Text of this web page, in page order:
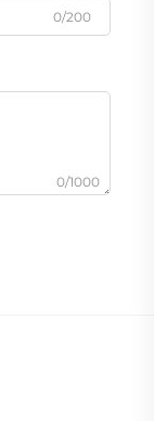
0/200
0/1000